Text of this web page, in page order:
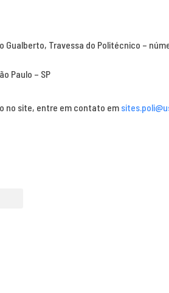
Gualberto, Travessa do Politécnico –
Paulo – SP
no site, entre em contato em